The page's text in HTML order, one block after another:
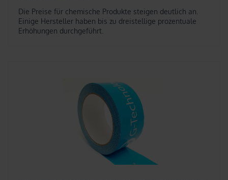
Die Preise für chemische Produkte steigen deutlich an.
Einige Hersteller haben bis zu dreistellige prozentuale
Erhöhungen durchgeführt.